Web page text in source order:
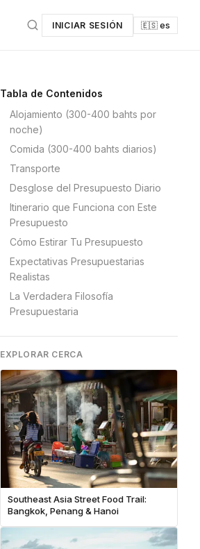
INICIAR SESIÓN 🇪🇸 es
Tabla de Contenidos
Alojamiento (300-400 bahts por
noche)
Comida (300-400 bahts diarios)
Transporte
Desglose del Presupuesto Diario
Itinerario que Funciona con Este
Presupuesto
Cómo Estirar Tu Presupuesto
Expectativas Presupuestarias
Realistas
La Verdadera Filosofía
Presupuestaria
EXPLORAR CERCA
Southeast Asia Street Food Trail:
Bangkok, Penang & Hanoi